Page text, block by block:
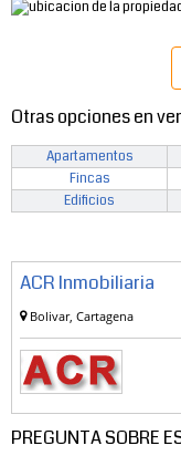
Otras opciones en
Apartamentos
Fincas
Edificios
ACR Inmobiliaria
Bolivar, Cartagena
PREGUNTA SOBRE